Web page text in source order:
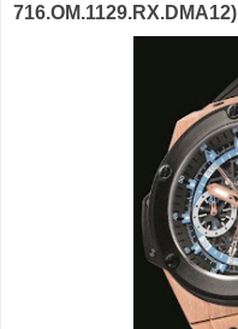
716.OM.1129.RX.DMA12)